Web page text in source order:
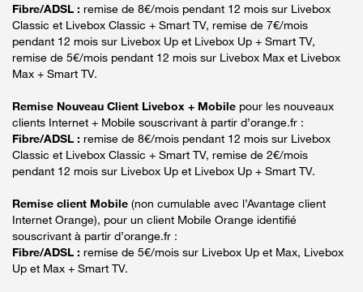
Fibre/ADSL : remise de 8€/mois pendant 12 mois sur Livebox
Classic et Livebox Classic + Smart TV, remise de 7€/mois
pendant 12 mois sur Livebox Up et Livebox Up + Smart TV,
remise de 5€/mois pendant 12 mois sur Livebox Max et Livebox
Max + Smart TV.
Remise Nouveau Client Livebox + Mobile pour les nouveaux
clients Internet + Mobile souscrivant à partir d’orange.fr :
Fibre/ADSL : remise de 8€/mois pendant 12 mois sur Livebox
Classic et Livebox Classic + Smart TV, remise de 2€/mois
pendant 12 mois sur Livebox Up et Livebox Up + Smart TV.
Remise client Mobile (non cumulable avec l’Avantage client
Internet Orange), pour un client Mobile Orange identifié
souscrivant à partir d’orange.fr :
Fibre/ADSL : remise de 5€/mois sur Livebox Up et Max, Livebox
Up et Max + Smart TV.